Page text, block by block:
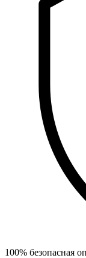
100% безопасная